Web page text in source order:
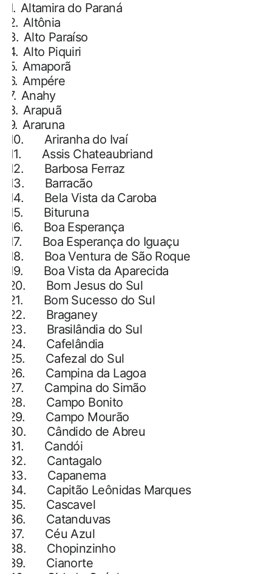
1. Altamira do Paraná
2. Altônia
3. Alto Paraíso
4. Alto Piquiri
5. Amaporã
6. Ampére
7. Anahy
8. Arapuã
9. Araruna
10.
Ariranha do Ivaí
11.
Assis Chateaubriand
12.
Barbosa Ferraz
13.
Barracão
14.
Bela Vista da Caroba
15.
Bituruna
16.
Boa Esperança
17.
Boa Esperança do Iguaçu
18.
Boa Ventura de São Roque
19.
Boa Vista da Aparecida
20.
Bom Jesus do Sul
21.
Bom Sucesso do Sul
22.
Braganey
23.
Brasilândia do Sul
24.
Cafelândia
25.
Cafezal do Sul
26.
Campina da Lagoa
27.
Campina do Simão
28.
Campo Bonito
29.
Campo Mourão
30.
Cândido de Abreu
31.
Candói
32.
Cantagalo
33.
Capanema
34.
Capitão Leônidas Marques
35.
Cascavel
36.
Catanduvas
37.
Céu Azul
38.
Chopinzinho
39.
Cianorte